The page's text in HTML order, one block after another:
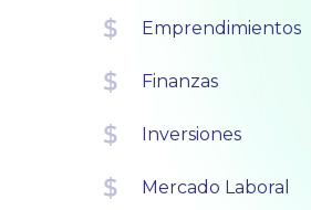
Emprendimientos
Finanzas
Inversiones
Mercado Laboral